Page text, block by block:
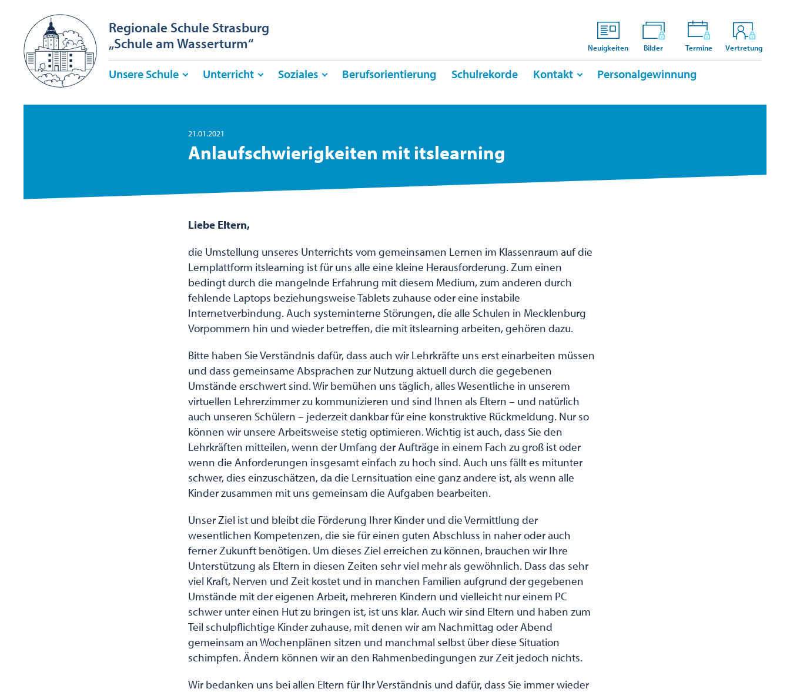
Neuigkeiten Bilder Termine Vertretung
Regionale Schule Strasburg
„Schule am Wasserturm“
Unsere Schule Unterricht Soziales Berufsorientierung Schulrekorde Kontakt Personalgewinnung
21.01.2021
Anlaufschwierigkeiten mit itslearning
Liebe Eltern,
die Umstellung unseres Unterrichts vom gemeinsamen Lernen im Klassenraum auf die
Lernplattform itslearning ist für uns alle eine kleine Herausforderung. Zum einen
bedingt durch die mangelnde Erfahrung mit diesem Medium, zum anderen durch
fehlende Laptops beziehungsweise Tablets zuhause oder eine instabile
Internetverbindung. Auch systeminterne Störungen, die alle Schulen in Mecklenburg
Vorpommern hin und wieder betreffen, die mit itslearning arbeiten, gehören dazu.
Bitte haben Sie Verständnis dafür, dass auch wir Lehrkräfte uns erst einarbeiten müssen
und dass gemeinsame Absprachen zur Nutzung aktuell durch die gegebenen
Umstände erschwert sind. Wir bemühen uns täglich, alles Wesentliche in unserem
virtuellen Lehrerzimmer zu kommunizieren und sind Ihnen als Eltern – und natürlich
auch unseren Schülern – jederzeit dankbar für eine konstruktive Rückmeldung. Nur so
können wir unsere Arbeitsweise stetig optimieren. Wichtig ist auch, dass Sie den
Lehrkräften mitteilen, wenn der Umfang der Aufträge in einem Fach zu groß ist oder
wenn die Anforderungen insgesamt einfach zu hoch sind. Auch uns fällt es mitunter
schwer, dies einzuschätzen, da die Lernsituation eine ganz andere ist, als wenn alle
Kinder zusammen mit uns gemeinsam die Aufgaben bearbeiten.
Unser Ziel ist und bleibt die Förderung Ihrer Kinder und die Vermittlung der
wesentlichen Kompetenzen, die sie für einen guten Abschluss in naher oder auch
ferner Zukunft benötigen. Um dieses Ziel erreichen zu können, brauchen wir Ihre
Unterstützung als Eltern in diesen Zeiten sehr viel mehr als gewöhnlich. Dass das sehr
viel Kraft, Nerven und Zeit kostet und in manchen Familien aufgrund der gegebenen
Umstände mit der eigenen Arbeit, mehreren Kindern und vielleicht nur einem PC
schwer unter einen Hut zu bringen ist, ist uns klar. Auch wir sind Eltern und haben zum
Teil schulpflichtige Kinder zuhause, mit denen wir am Nachmittag oder Abend
gemeinsam an Wochenplänen sitzen und manchmal selbst über diese Situation
schimpfen. Ändern können wir an den Rahmenbedingungen zur Zeit jedoch nichts.
Wir bedanken uns bei allen Eltern für Ihr Verständnis und dafür, dass Sie immer wieder